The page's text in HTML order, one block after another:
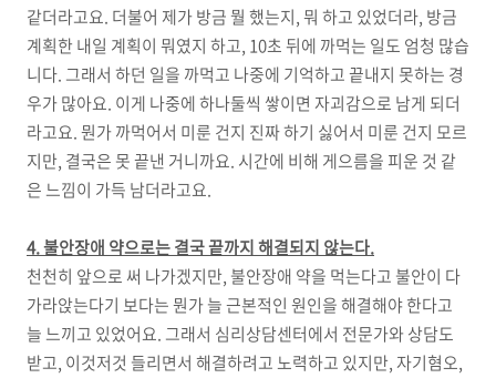
같더라고요. 더불어 제가 방금 뭘 했는지, 뭐 하고 있었더라, 방금
계획한 내일 계획이 뭐였지 하고, 10초 뒤에 까먹는 일도 엄청 많습
니다. 그래서 하던 일을 까먹고 나중에 기억하고 끝내지 못하는 경
우가 많아요. 이게 나중에 하나둘씩 쌓이면 자괴감으로 남게 되더
라고요. 뭔가 까먹어서 미룬 건지 진짜 하기 싫어서 미룬 건지 모르
지만, 결국은 못 끝낸 거니까요. 시간에 비해 게으름을 피운 것 같
은 느낌이 가득 남더라고요.
4. 불안장애 약으로는 결국 끝까지 해결되지 않는다.
천천히 앞으로 써 나가겠지만, 불안장애 약을 먹는다고 불안이 다
가라앉는다기 보다는 뭔가 늘 근본적인 원인을 해결해야 한다고
늘 느끼고 있었어요. 그래서 심리상담센터에서 전문가와 상담도
받고, 이것저것 들리면서 해결하려고 노력하고 있지만, 자기혐오,